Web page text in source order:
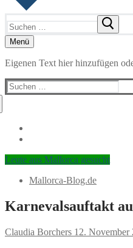
nach:
Menü
Eigenen Text hier hinzufügen
Suchen
nach:
Leute aus Mallorca gesucht
Mallorca-Blog.de
Karnevalsauftakt
Claudia Borchers 12. November